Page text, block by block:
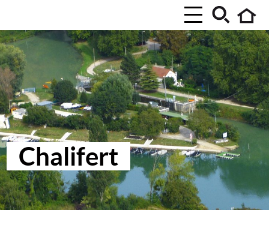
Chalifert